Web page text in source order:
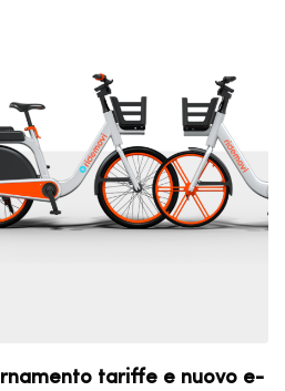
tariffe e nuovo e-